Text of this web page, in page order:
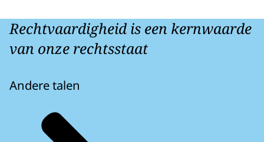
Rechtvaardigheid is een kernwaarde
van onze rechtsstaat
Andere talen